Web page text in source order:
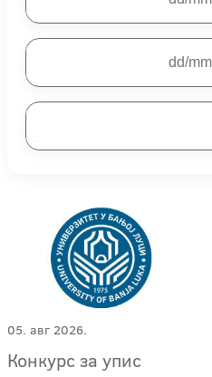
05. авг 2026.
Конкурс за упис